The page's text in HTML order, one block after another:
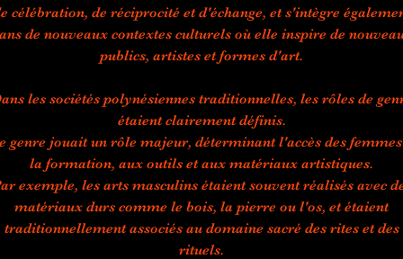
célébration, de réciprocité et d'échange, et s'intègre
de nouveaux contextes culturels où elle inspire de
publics, artistes et formes d'art.
les sociétés polynésiennes traditionnelles, les rôles de
étaient clairement définis.
genre jouait un rôle majeur, déterminant l'accès des
la formation, aux outils et aux matériaux artistiques.
exemple, les arts masculins étaient souvent réalisés avec
matériaux durs comme le bois, la pierre ou l'os, et étaient
traditionnellement associés au domaine sacré des rites et des
rituels.